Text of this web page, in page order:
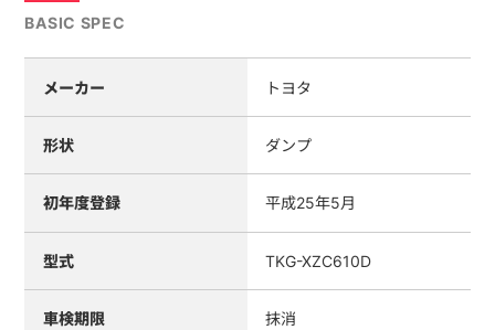
BASIC SPEC
メーカー トヨタ
形状 ダンプ
初年度登録 平成25年5月
型式 TKG-XZC610D
車検期限 抹消